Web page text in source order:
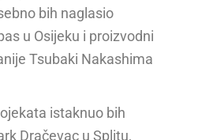
bih naglasio
u Osijeku i proizvodni
Tsubaki Nakashima
istaknuo bih
Dračevac u Splitu,